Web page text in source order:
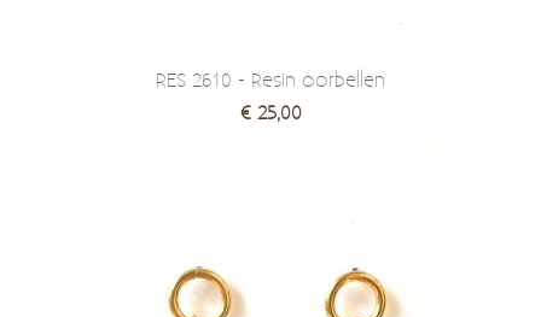
RES 2610 - Resin oorbellen
€ 25,00